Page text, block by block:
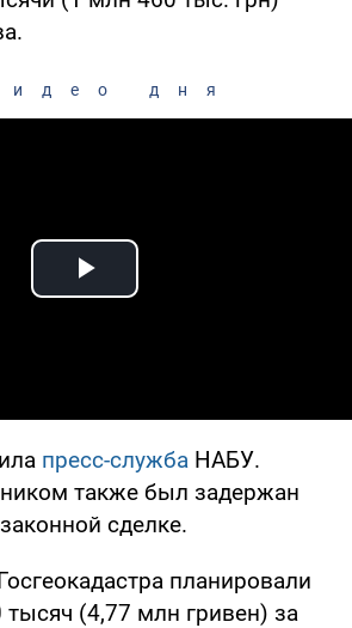
дня
Play Video
пресс-служба НАБУ.
также был задержан
сделке.
планировали
тысяч (4,77 млн гривен) за